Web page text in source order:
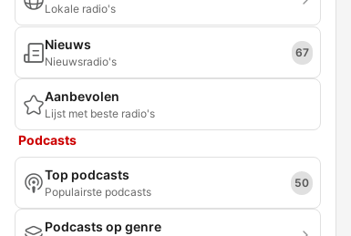
Lokale radio's
Nieuws
Nieuwsradio's
67
Aanbevolen
Lijst met beste radio's
Podcasts
Top podcasts
Populairste podcasts
50
Podcasts op genre